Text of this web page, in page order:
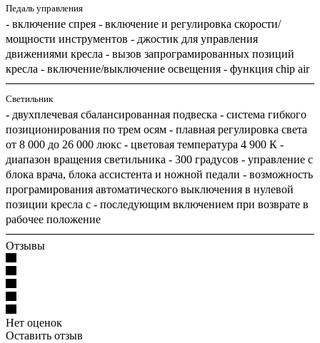
Педаль управления
- включение спрея - включение и регулировка скорости/
мощности инструментов - джостик для управления
движениями кресла - вызов запрограмированных позиций
кресла - включение/выключение освещения - функция chip air
Светильник
- двухплечевая сбалансированная подвеска - система гибкого
позиционирования по трем осям - плавная регулировка света
от 8 000 до 26 000 люкс - цветовая температура 4 900 К -
диапазон вращения светильника - 300 градусов - управление с
блока врача, блока ассистента и ножной педали - возможность
програмирования автоматического выключения в нулевой
позиции кресла с - последующим включением при возврате в
рабочее положение
Отзывы
Нет оценок
Оставить отзыв